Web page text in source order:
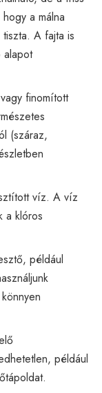
a málna
A fajta is
alapot
finomított
(száraz,
víz. A víz
a klóros
például
például